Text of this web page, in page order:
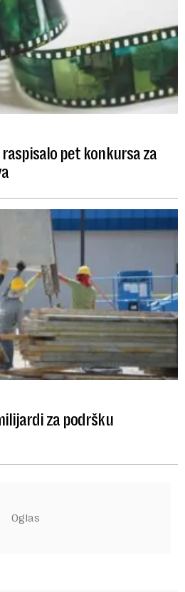
pet konkursa za
za podršku